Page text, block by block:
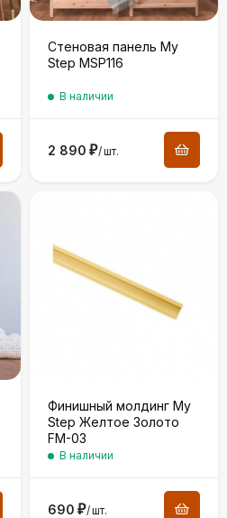
Стеновая панель My
Step MSP116
В наличии
2 890 ₽/шт.
Финишный молдинг My
Step Желтое Золото
FM-03
В наличии
690 ₽/шт.